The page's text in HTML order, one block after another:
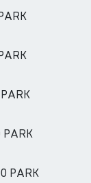
PARK
PARK